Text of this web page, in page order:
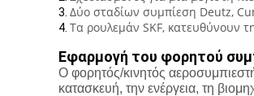
3. Δύο σταδίων συμπίεση Deutz,
4. Τα ρουλεμάν SKF, κατευθύνουν
Εφαρμογή του φορητού
Ο φορητός/κινητός
κατασκευή, την ενέργεια, τη